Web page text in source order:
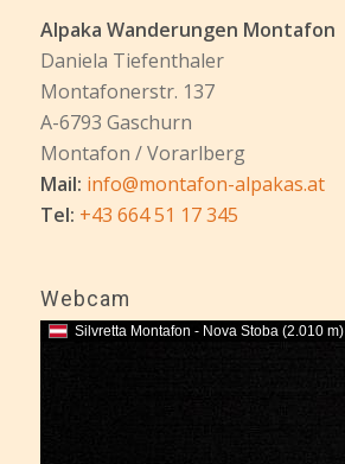
Alpaka Wanderungen Montafon
Daniela Tiefenthaler
Montafonerstr. 137
A-6793 Gaschurn
Montafon / Vorarlberg
Mail: info@montafon-alpakas.at
Tel: +43 664 51 17 345
Webcam
Silvretta Montafon - Nova Stoba (2.010 m)